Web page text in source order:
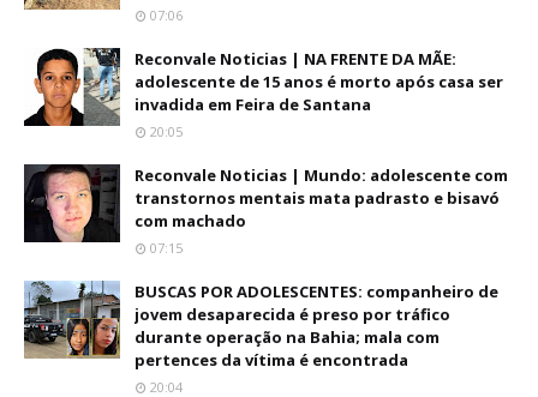
07:06
Reconvale Noticias | NA FRENTE DA MÃE:
adolescente de 15 anos é morto após casa ser
invadida em Feira de Santana
20:05
Reconvale Noticias | Mundo: adolescente com
transtornos mentais mata padrasto e bisavó
com machado
07:15
BUSCAS POR ADOLESCENTES: companheiro de
jovem desaparecida é preso por tráfico
durante operação na Bahia; mala com
pertences da vítima é encontrada
20:04